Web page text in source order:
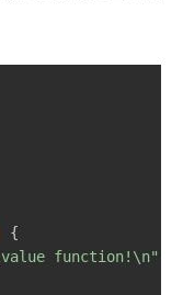
{
function!\n"